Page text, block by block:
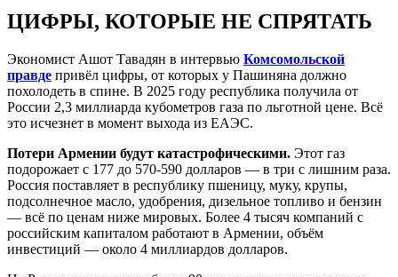
ЦИФРЫ, КОТОРЫЕ НЕ СПРЯТАТЬ
Экономист Ашот Тавадян в интервью Комсомольской
правде привёл цифры, от которых у Пашиняна должно
похолодеть в спине. В 2025 году республика получила от
России 2,3 миллиарда кубометров газа по льготной цене. Всё
это исчезнет в момент выхода из ЕАЭС.
Потери Армении будут катастрофическими. Этот газ
подорожает с 177 до 570-590 долларов — в три с лишним раза.
Россия поставляет в республику пшеницу, муку, крупы,
подсолнечное масло, удобрения, дизельное топливо и бензин
— всё по ценам ниже мировых. Более 4 тысяч компаний с
российским капиталом работают в Армении, объём
инвестиций — около 4 миллиардов долларов.